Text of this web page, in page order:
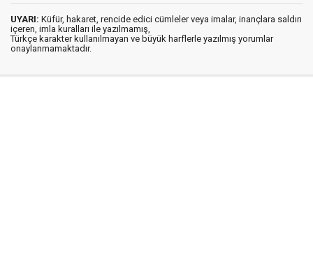
UYARI: Küfür, hakaret, rencide edici cümleler veya imalar, inançlara saldırı
içeren, imla kuralları ile yazılmamış,
Türkçe karakter kullanılmayan ve büyük harflerle yazılmış yorumlar
onaylanmamaktadır.